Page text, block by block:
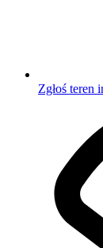
Zgłoś teren